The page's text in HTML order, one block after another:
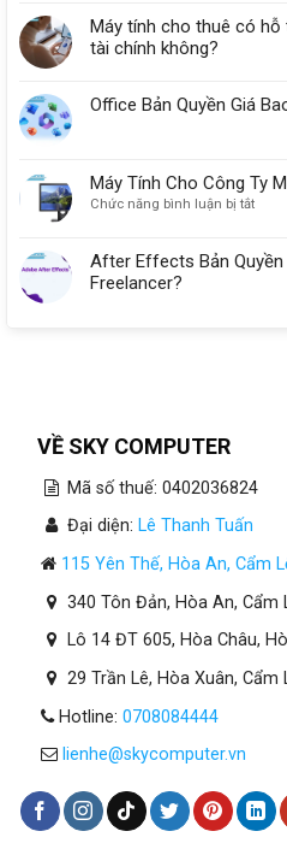
Máy tính cho thuê có
tài chính không?
Office Bản Quyền Giá
Máy Tính Cho Công Ty
Chức năng bình luận bị tắtở
Cho
After Effects Bản
Freelancer?
VỀ SKY COMPUTER
Mã số thuế: 0402036824
Đại diện: Lê Thanh Tuấn
115 Yên Thế, Hòa An, Cẩm
340 Tôn Đản, Hòa An, Cẩm
Lô 14 ĐT 605, Hòa Châu,
29 Trần Lê, Hòa Xuân, Cẩm
Hotline: 0708084444
lienhe@skycomputer.vn